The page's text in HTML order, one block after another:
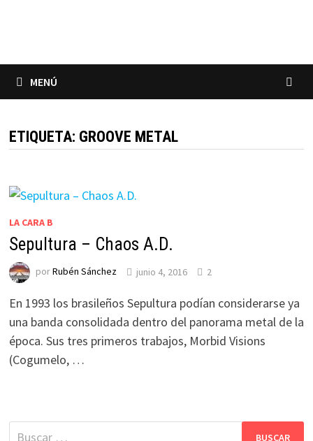
MENÚ
ETIQUETA: GROOVE METAL
LA CARA B
Sepultura – Chaos A.D.
porRubén Sánchez junio 4, 2016 2
En 1993 los brasileños Sepultura podían considerarse ya
una banda consolidada dentro del panorama metal de la
época. Sus tres primeros trabajos, Morbid Visions
(Cogumelo, …
Buscar: